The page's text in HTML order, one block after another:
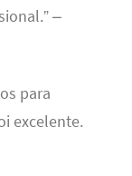
–
para
excelente.